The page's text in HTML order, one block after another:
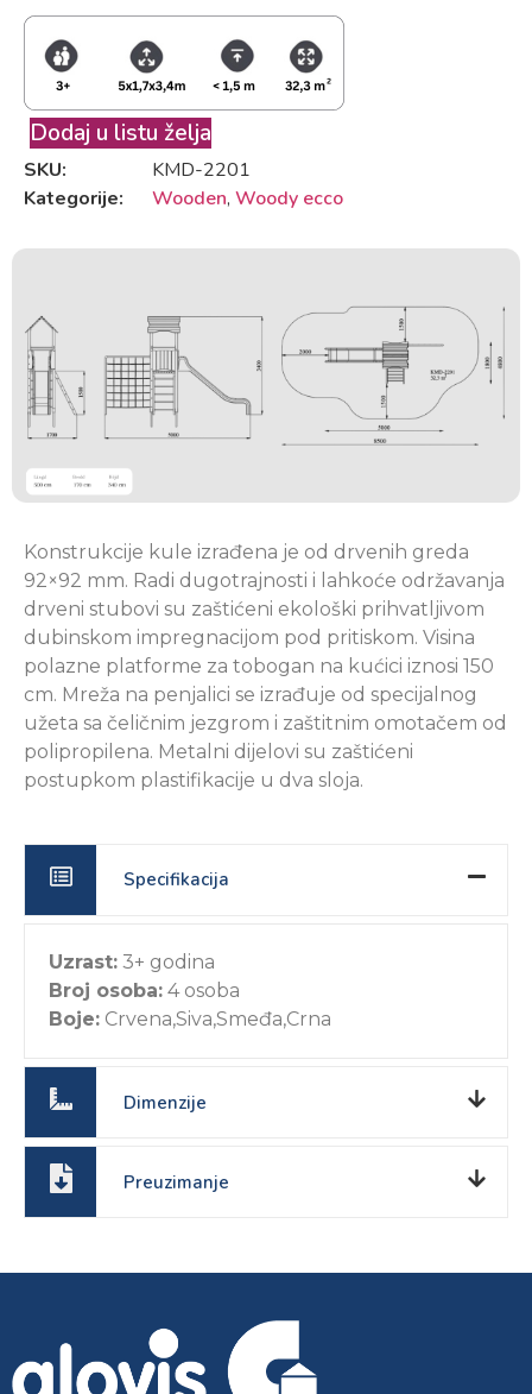
Dodaj u listu želja
SKU:
KMD-2201
Kategorije:
Wooden, Woody ecco
Konstrukcije kule izrađena je od drvenih greda
92×92 mm. Radi dugotrajnosti i lahkoće održavanja
drveni stubovi su zaštićeni ekološki prihvatljivom
dubinskom impregnacijom pod pritiskom. Visina
polazne platforme za tobogan na kućici iznosi 150
cm. Mreža na penjalici se izrađuje od specijalnog
užeta sa čeličnim jezgrom i zaštitnim omotačem od
polipropilena. Metalni dijelovi su zaštićeni
postupkom plastifikacije u dva sloja.
Specifikacija
Uzrast: 3+ godina
Broj osoba: 4 osoba
Boje: Crvena,Siva,Smeđa,Crna
Dimenzije
Preuzimanje